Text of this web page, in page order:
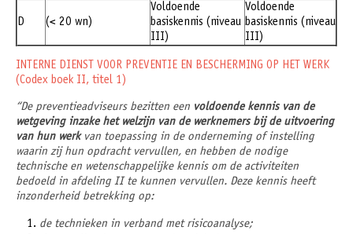
D (< 20 wn)
Voldoende
basiskennis (niveau
III)
Voldoende
basiskennis (niveau
III)
INTERNE DIENST VOOR PREVENTIE EN BESCHERMING OP HET WERK
(Codex boek II, titel 1)
“De preventieadviseurs bezitten een voldoende kennis van de
wetgeving inzake het welzijn van de werknemers bij de uitvoering
van hun werkvan toepassing in de onderneming of instelling
waarin zij hun opdracht vervullen, en hebben de nodige
technische en wetenschappelijke kennis om de activiteiten
bedoeld in afdeling II te kunnen vervullen. Deze kennis heeft
inzonderheid betrekking op:
de technieken in verband met risicoanalyse;